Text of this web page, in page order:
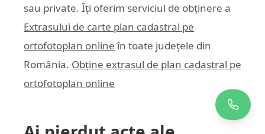
sau private. Îți oferim serviciul de obținere a
Extrasului de carte plan cadastral pe
ortofotoplan online în toate județele din
România. Obține extrasul de plan cadastral pe
ortofotoplan online